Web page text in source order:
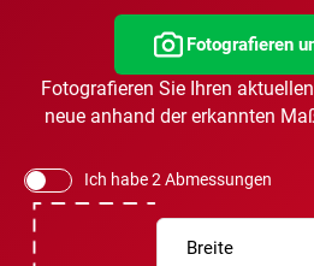
Fotografieren
Fotografieren Sie Ihren
neue anhand der erkannten
Ich habe 2 Abmessungen
Breite